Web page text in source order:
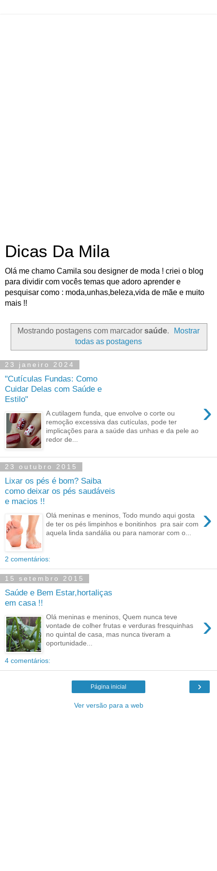
Dicas Da Mila
Olá me chamo Camila sou designer de moda ! criei o blog
para dividir com vocês temas que adoro aprender e
pesquisar como : moda,unhas,beleza,vida de mãe e muito
mais !!
Mostrando postagens com marcador saúde.
Mostrar
todas as postagens
23 janeiro 2024
"Cutículas Fundas: Como
Cuidar Delas com Saúde e
Estilo"
›
A cutilagem funda, que envolve o corte ou
remoção excessiva das cutículas, pode ter
implicações para a saúde das unhas e da pele ao
redor de...
23 outubro 2015
Lixar os pés é bom? Saiba
como deixar os pés saudáveis
e macios !!
›
Olá meninas e meninos, Todo mundo aqui gosta
de ter os pés limpinhos e bonitinhos pra sair com
aquela linda sandália ou para namorar com o...
2 comentários:
15 setembro 2015
Saúde e Bem Estar,hortaliças
em casa !!
›
Olá meninas e meninos, Quem nunca teve
vontade de colher frutas e verduras fresquinhas
no quintal de casa, mas nunca tiveram a
oportunidade...
4 comentários:
›
Página inicial
Ver versão para a web